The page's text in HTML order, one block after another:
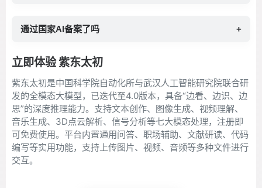
通过国家AI备案了吗 +
立即体验 紫东太初
紫东太初是中国科学院自动化所与武汉人工智能研究院联合研
发的全模态大模型，已迭代至4.0版本，具备“边看、边识、边
思”的深度推理能力。支持文本创作、图像生成、视频理解、
音乐生成、3D点云解析、信号分析等七大模态处理，注册即
可免费使用。平台内置通用问答、职场辅助、文献研读、代码
编写等实用功能，支持上传图片、视频、音频等多种文件进行
交互。